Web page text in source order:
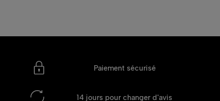
Paiement sécurisé
14 jours pour changer d'avis